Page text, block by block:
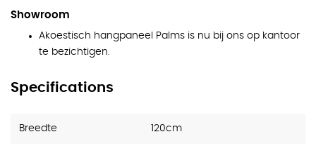
Showroom
Akoestisch hangpaneel Palms is nu bij ons op kantoor
te bezichtigen.
Specifications
Breedte 120cm